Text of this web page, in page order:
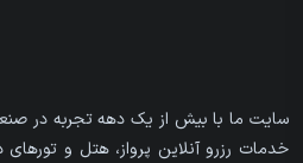
سایت ما با بیش از یک دهه تجربه در
خدمات رزرو آنلاین پرواز، هتل و